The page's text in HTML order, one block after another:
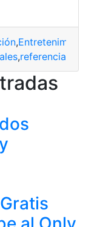
,Entretenimiento
,referencia